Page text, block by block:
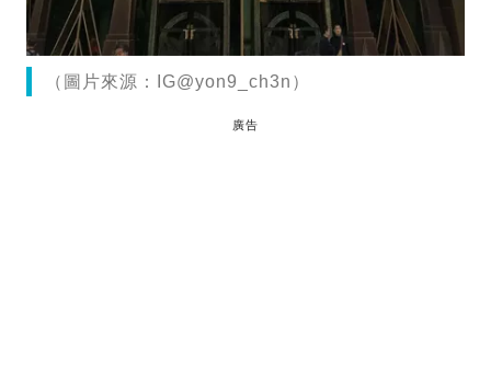
（圖片來源：IG@yon9_ch3n）
廣告